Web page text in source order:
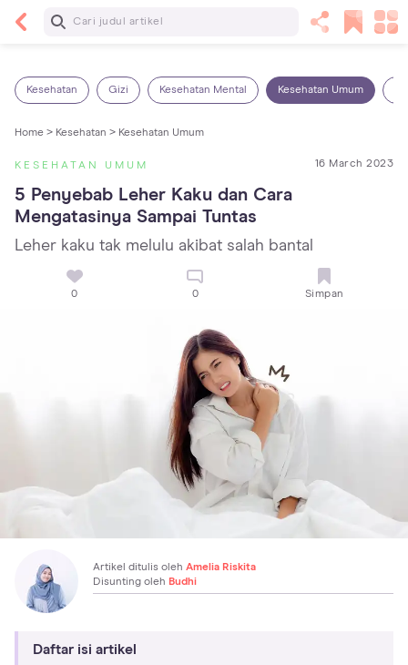
Baca Selanjutnya
Kesehatan Gizi Kesehatan Mental Kesehatan Umum
Home > Kesehatan > Kesehatan Umum
KESEHATAN UMUM 16 March 2023
5 Penyebab Leher Kaku dan Cara
Mengatasinya Sampai Tuntas
Leher kaku tak melulu akibat salah bantal
0 0 Simpan
Artikel ditulis oleh Amelia Riskita
Disunting oleh Budhi
Daftar isi artikel